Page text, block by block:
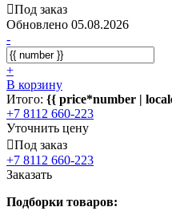
Под заказ
Обновлено 05.08.2026
-
+
В корзину
Итого: {{ price*number |
+7 8112 660-223
Уточнить цену
Под заказ
+7 8112 660-223
Заказать
Подборки товаров: